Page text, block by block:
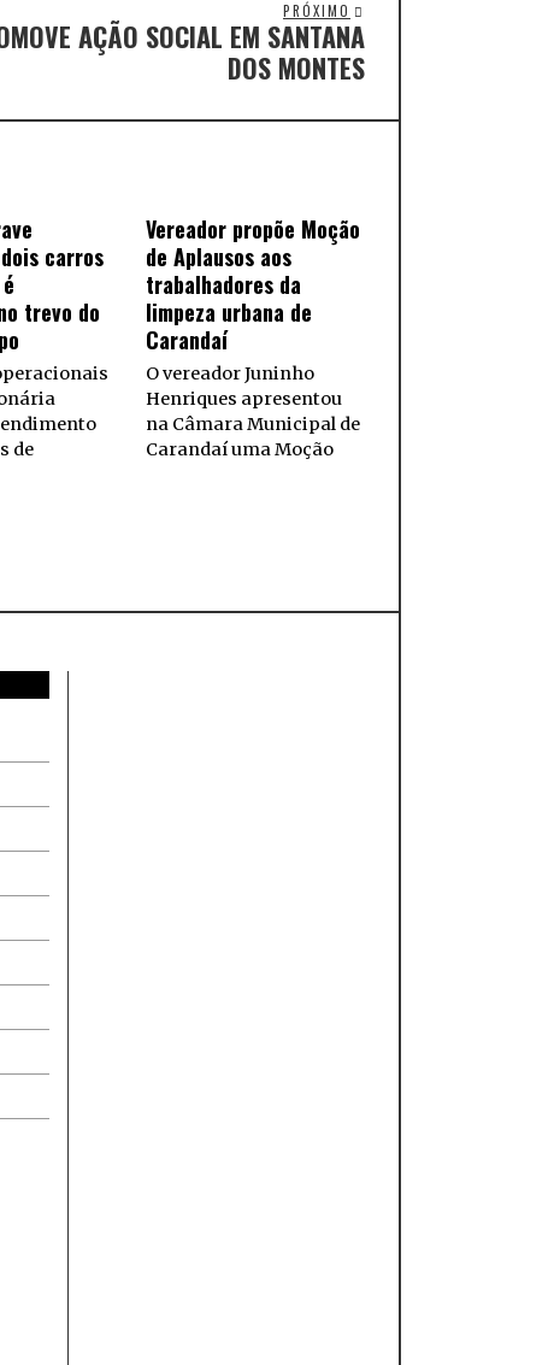
PRÓXIMO
AÇÃO SOCIAL EM SANTANA
DOS MONTES
carros
trevo do
de
Vereador propõe Moção
de Aplausos aos
trabalhadores da
limpeza urbana de
Carandaí
O vereador Juninho
Henriques apresentou
na Câmara Municipal de
Carandaí uma Moção